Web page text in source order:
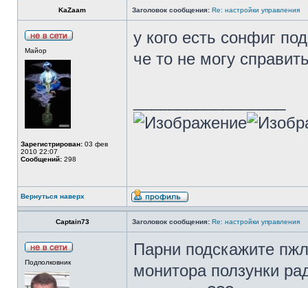
KaZaam Заголовок сообщения: Re: настройки управления
Майор
Зарегистрирован: 03 фев
2010 22:07
Сообщений: 298
у кого есть сонфиг
че то не могу
Вернуться наверх
Captain73 Заголовок сообщения: Re: настройки управления
Подполковник
Парни подскажите
монитора ползунки